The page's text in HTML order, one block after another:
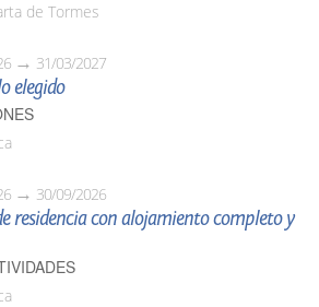
de Tormes
31/03/2027
elegido
30/09/2026
residencia con alojamiento completo y